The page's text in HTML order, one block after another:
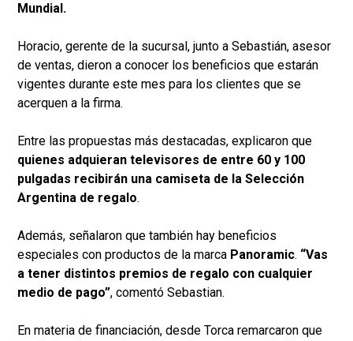
Mundial.
Horacio, gerente de la sucursal, junto a Sebastián, asesor
de ventas, dieron a conocer los beneficios que estarán
vigentes durante este mes para los clientes que se
acerquen a la firma.
Entre las propuestas más destacadas, explicaron que
quienes adquieran televisores de entre 60 y 100
pulgadas recibirán una camiseta de la Selección
Argentina de regalo.
Además, señalaron que también hay beneficios
especiales con productos de la marca Panoramic. “Vas
a tener distintos premios de regalo con cualquier
medio de pago”, comentó Sebastian.
En materia de financiación, desde Torca remarcaron que